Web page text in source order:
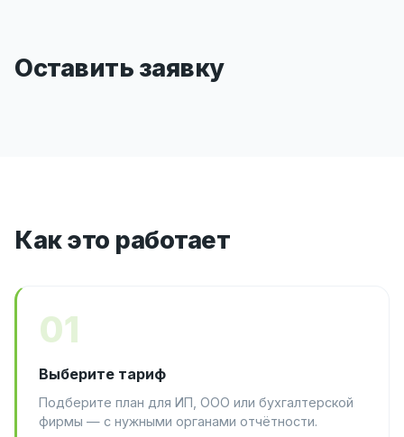
Оставить заявку
Как это работает
01
Выберите тариф
Подберите план для ИП, ООО или бухгалтерской
фирмы — с нужными органами отчётности.